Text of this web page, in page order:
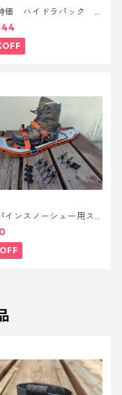
価 ハイドラパック
クス 750ml
インスノーシュー用ス
プキャッチ(ペア)